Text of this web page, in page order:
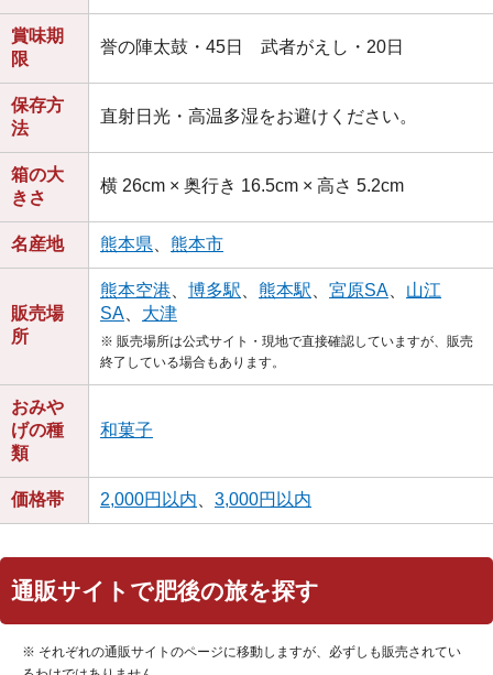
賞味期
限
誉の陣太鼓・45日 武者がえし・20日
保存方
法
直射日光・高温多湿をお避けください。
箱の大
きさ
横 26cm × 奥行き 16.5cm × 高さ 5.2cm
名産地 熊本県 熊本市
販売場
所
熊本空港 博多駅 熊本駅 宮原SA
山江
SA
大津
※ 販売場所は公式サイト・現地で直接確認していますが、販売
終了している場合もあります。
おみや
げの種
類
和菓子
価格帯 2,000円以内 3,000円以内
通販サイトで肥後の旅を探す
※ それぞれの通販サイトのページに移動しますが、必ずしも販売されてい